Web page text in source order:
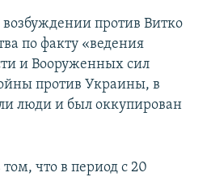
против Витко
по факту «ведения
и Вооруженных сил
против Украины, в
люди и был оккупирован
том, что в период с 20